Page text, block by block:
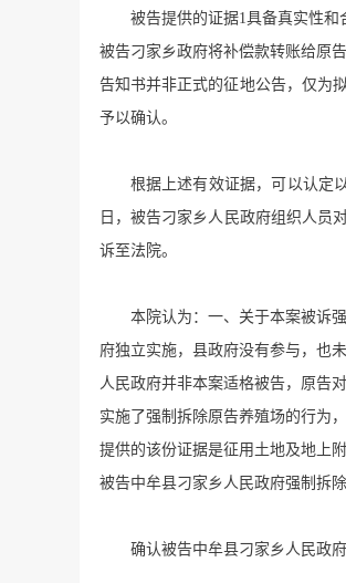
被告提供的证据1具备真实性
被告刁家乡政府将补偿款转账给原
告知书并非正式的征地公告，仅为
予以确认。
根据上述有效证据，可以认定
日，被告刁家乡人民政府组织人员
诉至法院。
本院认为：一、关于本案被诉
府独立实施，县政府没有参与，也
人民政府并非本案适格被告，原告
实施了强制拆除原告养殖场的行为
提供的该份证据是征用土地及地上
被告中牟县刁家乡人民政府强制拆
确认被告中牟县刁家乡人民政